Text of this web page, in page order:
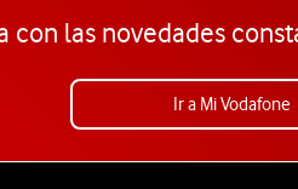
con las novedades
Ir a Mi Vodafone